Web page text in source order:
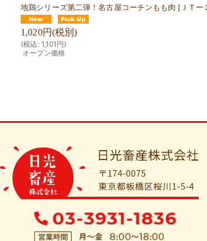
地鶏シリーズ第二弾！名古屋コーチンもも肉 [ＪＴー
1,020円(税別)
(税込 : 1,101 円)
オープン価格